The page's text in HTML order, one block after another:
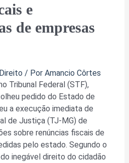
e
de empresas
Direito / Por Amancio Côrtes
Tribunal Federal (STF),
pedido do Estado de
a execução imediata de
de Justiça (TJ-MG) de
sobre renúncias fiscais de
pelo estado. Segundo o
inegável direito do cidadão